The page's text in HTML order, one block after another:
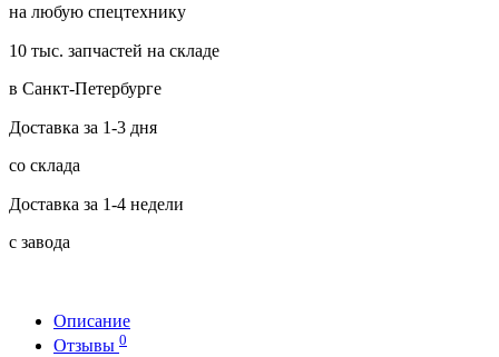
на любую спецтехнику
10 тыс. запчастей на складе
в Санкт-Петербурге
Доставка за 1-3 дня
со склада
Доставка за 1-4 недели
с завода
Описание
Отзывы 0